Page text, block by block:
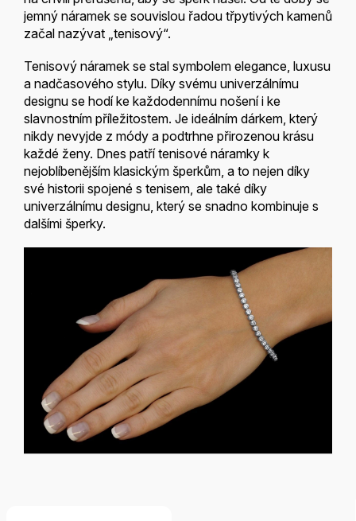
jemný náramek se souvislou řadou třpytivých kamenů
začal nazývat „tenisový“.
Tenisový náramek se stal symbolem elegance, luxusu
a nadčasového stylu. Díky svému univerzálnímu
designu se hodí ke každodennímu nošení i ke
slavnostním příležitostem. Je ideálním dárkem, který
nikdy nevyjde z módy a podtrhne přirozenou krásu
každé ženy. Dnes patří tenisové náramky k
nejoblíbenějším klasickým šperkům, a to nejen díky
své historii spojené s tenisem, ale také díky
univerzálnímu designu, který se snadno kombinuje s
dalšími šperky.